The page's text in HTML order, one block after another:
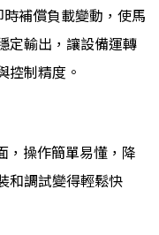
補償負載變動，使馬
定輸出，讓設備運轉
控制精度。
，操作簡單易懂，降
和調試變得輕鬆快